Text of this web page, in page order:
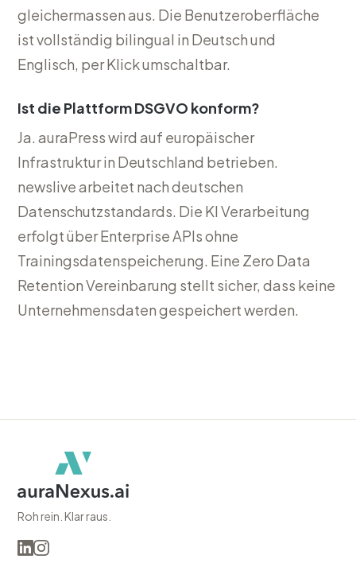
gleichermassen aus. Die Benutzeroberfläche
ist vollständig bilingual in Deutsch und
Englisch, per Klick umschaltbar.
Ist die Plattform DSGVO konform?
Ja. auraPress wird auf europäischer
Infrastruktur in Deutschland betrieben.
newslive arbeitet nach deutschen
Datenschutzstandards. Die KI Verarbeitung
erfolgt über Enterprise APIs ohne
Trainingsdatenspeicherung. Eine Zero Data
Retention Vereinbarung stellt sicher, dass keine
Unternehmensdaten gespeichert werden.
Roh rein. Klar raus.